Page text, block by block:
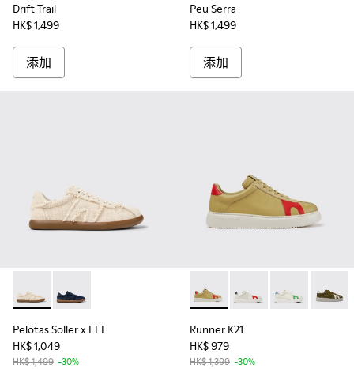
Drift Trail
HK$ 1,499
添加
Peu Serra
HK$ 1,499
添加
Pelotas Soller x EFI - K101033-001 - Beige Organic Cotton
Pelotas Soller x EFI - K101033-002
Pelotas Soller x EFI
HK$ 1,049
HK$ 1,499 -30%
Runner K21 - K100743-003 -
Runner K21 -Runner K21 -
Runner K21
HK$ 979
HK$ 1,399 -30%